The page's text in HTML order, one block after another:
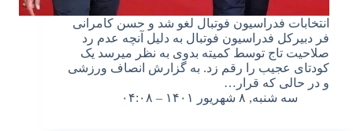
انتخابات فدراسیون فوتبال لغو شد و حسن کامرانی
فر دبیرکل فدراسیون فوتبال به دلیل آنچه عدم رد
صلاحیت تاج توسط کمیته بدوی به نظر میرسد یک
کودتای عجیب را رقم زد. به گزارش انصاف ورزشی
و در حالی که قرار…
سه شنبه, ۸ شهریور ۱۴۰۱ – ۰۴:۰۸